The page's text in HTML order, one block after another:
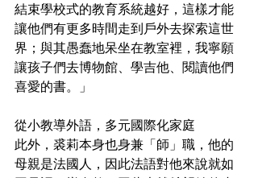
結束學校式的教育系統越好，這樣才能
讓他們有更多時間走到戶外去探索這世
界；與其愚蠢地呆坐在教室裡，我寧願
讓孩子們去博物館、學吉他、閱讀他們
喜愛的書。」
從小教導外語，多元國際化家庭
此外，裘莉本身也身兼「師」職，他的
母親是法國人，因此法語對他來說就如